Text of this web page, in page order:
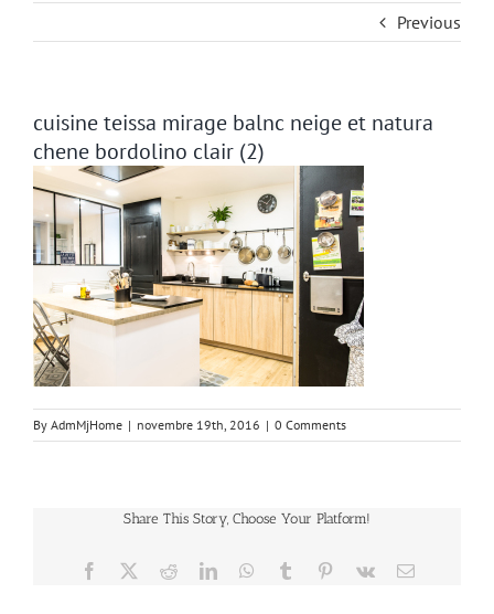
Previous
cuisine teissa mirage balnc neige et natura
chene bordolino clair (2)
By AdmMjHome | novembre 19th, 2016 | 0 Comments
Share This Story, Choose Your Platform!
Facebook
TwitterRedditLinkedInWhatsApp
Tumblr Pinterest
Vk Email